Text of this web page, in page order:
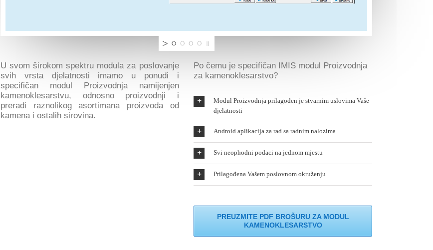
U svom širokom spektru modula za poslovanje
svih vrsta djelatnosti imamo u ponudi i
specifičan modul Proizvodnja namijenjen
kamenoklesarstvu, odnosno proizvodnji i
preradi raznolikog asortimana proizvoda od
kamena i ostalih sirovina.
Po čemu je specifičan IMIS modul Proizvodnja
za kamenoklesarstvo?
Modul Proizvodnja prilagođen je stvarnim uslovima Vaše
djelatnosti
Android aplikacija za rad sa radnim nalozima
Svi neophodni podaci na jednom mjestu
Prilagođena Vašem poslovnom okruženju
PREUZMITE PDF BROŠURU ZA MODUL
KAMENOKLESARSTVO